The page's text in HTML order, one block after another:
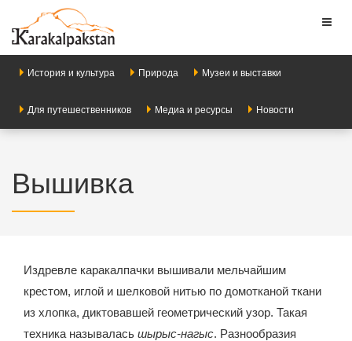
История и культура Природа Музеи и выставки
Для путешественников Медиа и ресурсы Новости
Вышивка
Издревле каракалпачки вышивали мельчайшим
крестом, иглой и шелковой нитью по домотканой ткани
из хлопка, диктовавшей геометрический узор. Такая
техника называлась шырыс-нагыс. Разнообразия